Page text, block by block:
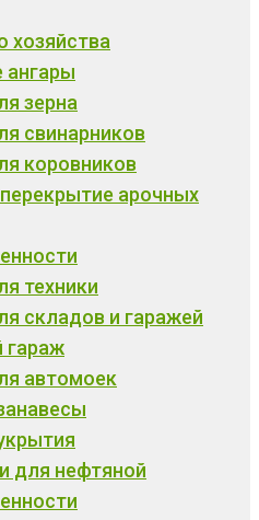
хозяйства
ангары
зерна
свинарников
коровников
арочных
техники
складов и гаражей
гараж
автомоек
для нефтяной